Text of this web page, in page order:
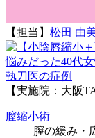
【担当】 松田 由
執刀医の症例
【実施院：大阪
膣縮小術
膣の緩み・